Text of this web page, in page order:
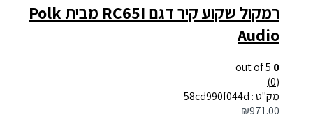
רמקול שקוע קיר דגם RC65I מבית Polk
Audio
0
out of 5
מק"ט : 58cd990f044d
₪971.00